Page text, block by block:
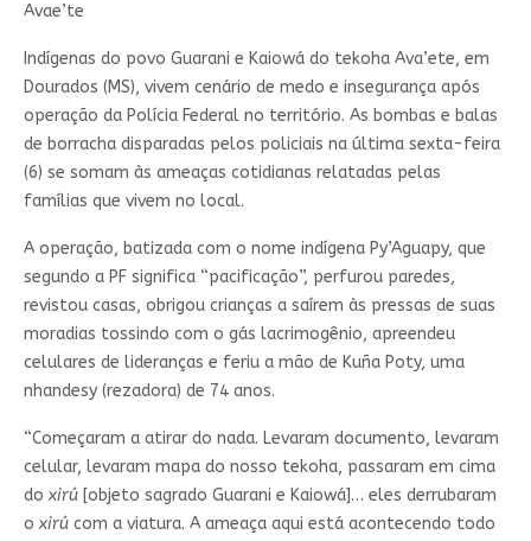
Avae’te
Indígenas do povo Guarani e Kaiowá do tekoha Ava’ete, em
Dourados (MS), vivem cenário de medo e insegurança após
operação da Polícia Federal no território. As bombas e balas
de borracha disparadas pelos policiais na última sexta-feira
(6) se somam às ameaças cotidianas relatadas pelas
famílias que vivem no local.
A operação, batizada com o nome indígena Py’Aguapy, que
segundo a PF significa “pacificação”, perfurou paredes,
revistou casas, obrigou crianças a saírem às pressas de suas
moradias tossindo com o gás lacrimogênio, apreendeu
celulares de lideranças e feriu a mão de Kuña Poty, uma
nhandesy (rezadora) de 74 anos.
“Começaram a atirar do nada. Levaram documento, levaram
celular, levaram mapa do nosso tekoha, passaram em cima
do xirú[objeto sagrado Guarani e Kaiowá]… eles derrubaram
o xirúcom a viatura. A ameaça aqui está acontecendo todo